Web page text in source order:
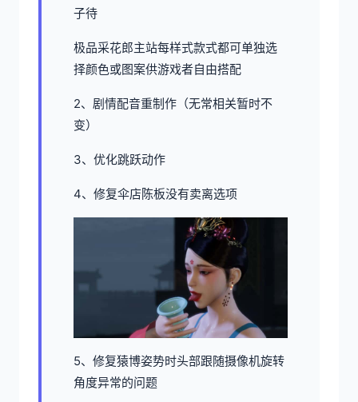
子待
极品采花郎主站每样式款式都可单独选
择颜色或图案供游戏者自由搭配
2、剧情配音重制作（无常相关暂时不
变）
3、优化跳跃动作
4、修复伞店陈板没有卖离选项
5、修复猿博姿势时头部跟随摄像机旋转
角度异常的问题